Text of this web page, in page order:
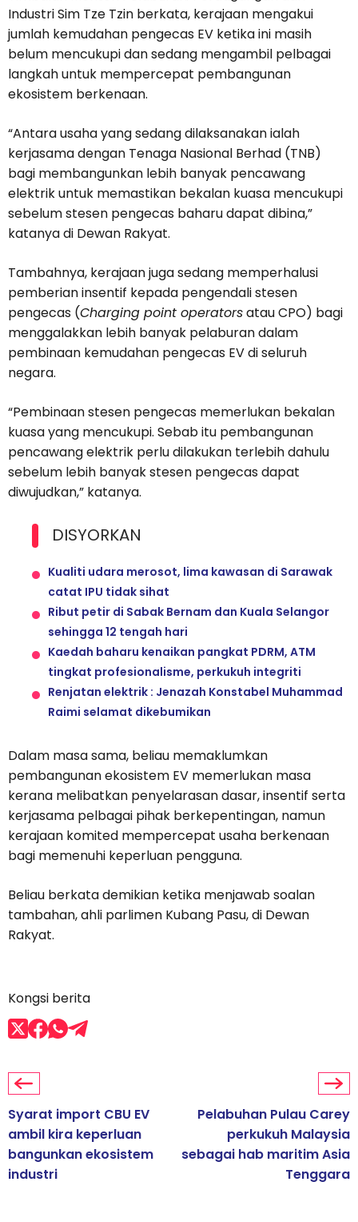
Industri Sim Tze Tzin berkata, kerajaan mengakui
jumlah kemudahan pengecas EV ketika ini masih
belum mencukupi dan sedang mengambil pelbagai
langkah untuk mempercepat pembangunan
ekosistem berkenaan.
“Antara usaha yang sedang dilaksanakan ialah
kerjasama dengan Tenaga Nasional Berhad (TNB)
bagi membangunkan lebih banyak pencawang
elektrik untuk memastikan bekalan kuasa mencukupi
sebelum stesen pengecas baharu dapat dibina,”
katanya di Dewan Rakyat.
Tambahnya, kerajaan juga sedang memperhalusi
pemberian insentif kepada pengendali stesen
pengecas (Charging point operatorsatau CPO) bagi
menggalakkan lebih banyak pelaburan dalam
pembinaan kemudahan pengecas EV di seluruh
negara.
“Pembinaan stesen pengecas memerlukan bekalan
kuasa yang mencukupi. Sebab itu pembangunan
pencawang elektrik perlu dilakukan terlebih dahulu
sebelum lebih banyak stesen pengecas dapat
diwujudkan,” katanya.
DISYORKAN
Kualiti udara merosot, lima kawasan di Sarawak
catat IPU tidak sihat
Ribut petir di Sabak Bernam dan Kuala Selangor
sehingga 12 tengah hari
Kaedah baharu kenaikan pangkat PDRM, ATM
tingkat profesionalisme, perkukuh integriti
Renjatan elektrik : Jenazah Konstabel Muhammad
Raimi selamat dikebumikan
Dalam masa sama, beliau memaklumkan
pembangunan ekosistem EV memerlukan masa
kerana melibatkan penyelarasan dasar, insentif serta
kerjasama pelbagai pihak berkepentingan, namun
kerajaan komited mempercepat usaha berkenaan
bagi memenuhi keperluan pengguna.
Beliau berkata demikian ketika menjawab soalan
tambahan, ahli parlimen Kubang Pasu, di Dewan
Rakyat.
Kongsi berita
Syarat import CBU EV
ambil kira keperluan
bangunkan ekosistem
industri
Pelabuhan Pulau Carey
perkukuh Malaysia
sebagai hab maritim Asia
Tenggara